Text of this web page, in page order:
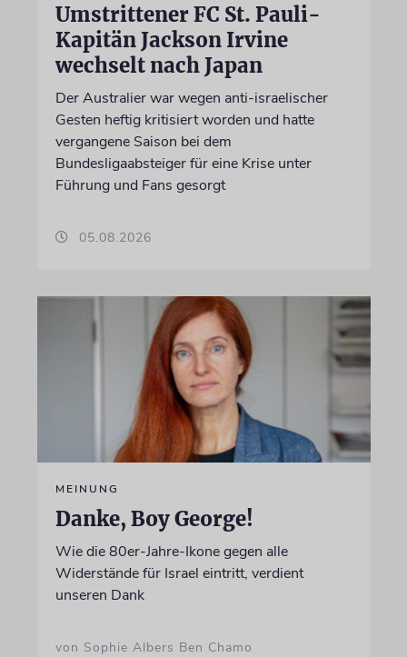
Umstrittener FC St. Pauli-
Kapitän Jackson Irvine
wechselt nach Japan
Der Australier war wegen anti-israelischer
Gesten heftig kritisiert worden und hatte
vergangene Saison bei dem
Bundesligaabsteiger für eine Krise unter
Führung und Fans gesorgt
05.08.2026
MEINUNG
Danke, Boy George!
Wie die 80er-Jahre-Ikone gegen alle
Widerstände für Israel eintritt, verdient
unseren Dank
von Sophie Albers Ben Chamo